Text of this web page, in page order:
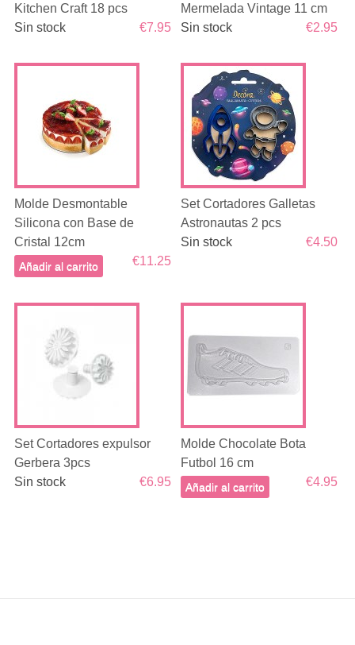
Kitchen Craft 18 pcs
€7.95
Sin stock
Mermelada Vintage 11 cm
€2.95
Sin stock
Molde Desmontable
Silicona con Base de
Cristal 12cm
€11.25
Añadir al carrito
Set Cortadores Galletas
Astronautas 2 pcs
€4.50
Sin stock
Set Cortadores expulsor
Gerbera 3pcs
€6.95
Sin stock
Molde Chocolate Bota
Futbol 16 cm
€4.95
Añadir al carrito